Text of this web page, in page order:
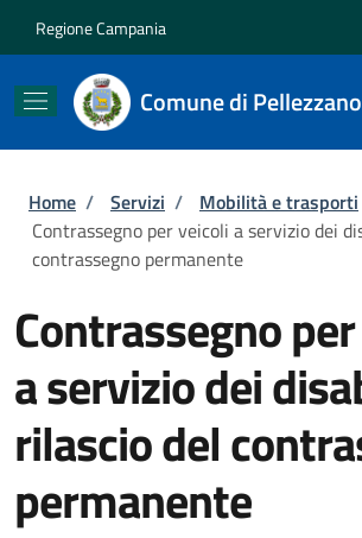
Regione Campania
Comune di Pellezzano
Briciole di pane
Home / Servizi / Mobilità e trasporti
Contrassegno per veicoli a servizio dei
contrassegno permanente
Contrassegno
a servizio dei
rilascio del
permanente